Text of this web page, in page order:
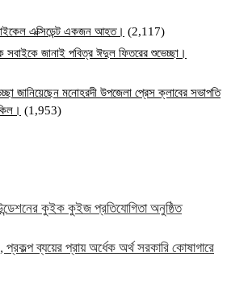
এক্সিডেন্ট একজন আহত। (2,117)
সবাইকে জানাই পবিত্র ঈদুল ফিতরের শুভেচ্ছা।
জানিয়েছেন মনোহরদী উপজেলা প্রেস ক্লাবের সভাপতি
(1,953)
কুইক কুইজ প্রতিযোগিতা অনুষ্ঠিত
ব্যয়ের প্রায় অর্ধেক অর্থ সরকারি কোষাগারে